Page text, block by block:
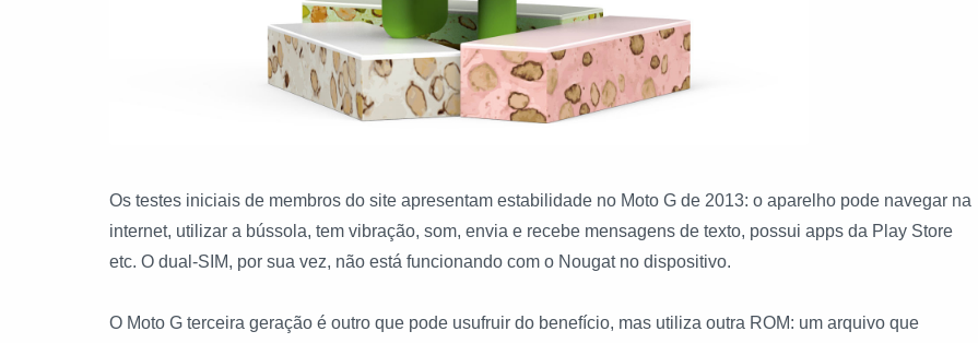
Os testes iniciais de membros do site apresentam estabilidade no Moto G de 2013: o aparelho pode navegar na
internet, utilizar a bússola, tem vibração, som, envia e recebe mensagens de texto, possui apps da Play Store
etc. O dual-SIM, por sua vez, não está funcionando com o Nougat no dispositivo.
O Moto G terceira geração é outro que pode usufruir do benefício, mas utiliza outra ROM: um arquivo que